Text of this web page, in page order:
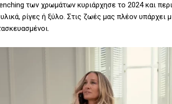
των χρωμάτων κυριάρχησε το 2024 και
ρίγες ή ξύλο. Στις ζωές μας πλέον υπάρχει